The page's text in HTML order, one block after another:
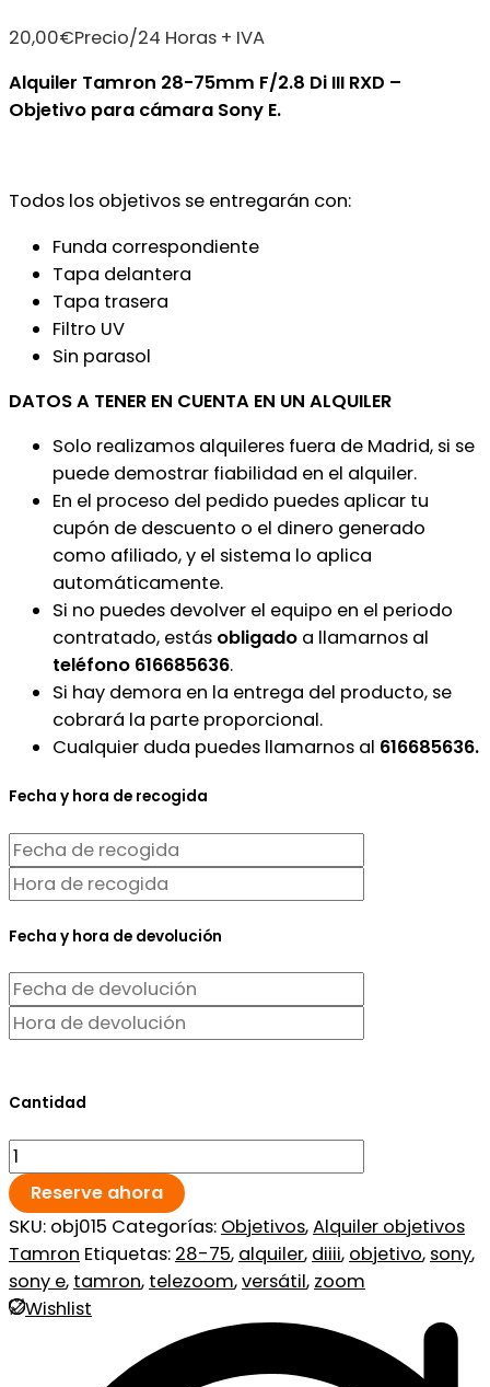
20,00€Precio/24 Horas + IVA
Alquiler Tamron 28-75mm F/2.8 Di III RXD –
Objetivo para cámara Sony E.
Todos los objetivos se entregarán con:
Funda correspondiente
Tapa delantera
Tapa trasera
Filtro UV
Sin parasol
DATOS A TENER EN CUENTA EN UN ALQUILER
Solo realizamos alquileres fuera de Madrid, si se
puede demostrar fiabilidad en el alquiler.
En el proceso del pedido puedes aplicar tu
cupón de descuento o el dinero generado
como afiliado, y el sistema lo aplica
automáticamente.
Si no puedes devolver el equipo en el periodo
contratado, estás obligado a llamarnos al
teléfono 616685636.
Si hay demora en la entrega del producto, se
cobrará la parte proporcional.
Cualquier duda puedes llamarnos al 616685636.
Fecha y hora de recogida
Fecha y hora de devolución
Cantidad
Reserve ahora
SKU: obj015 Categorías: Objetivos,Alquiler objetivos
Tamron Etiquetas: 28-75, alquiler, diiii, objetivo, sony,
sony e, tamron, telezoom,versátil, zoom
Wishlist